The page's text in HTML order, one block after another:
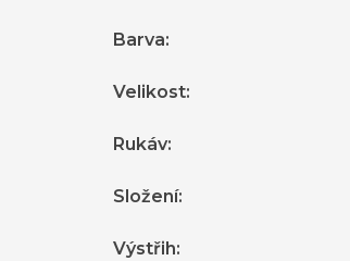
Barva:
Velikost:
Rukáv:
Složení:
Výstřih: